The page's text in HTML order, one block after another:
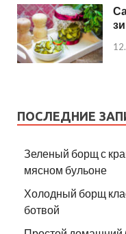
ПОСЛЕДНИЕ
Зеленый борщ с
мясном бульоне
Холодный борщ
ботвой